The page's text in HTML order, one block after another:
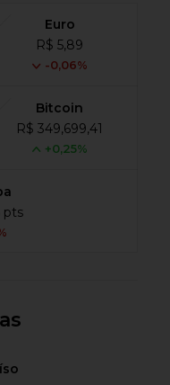
Euro
R$ 5,89
-0,06%
Bitcoin
R$ 349,699,41
+0,25%
pts